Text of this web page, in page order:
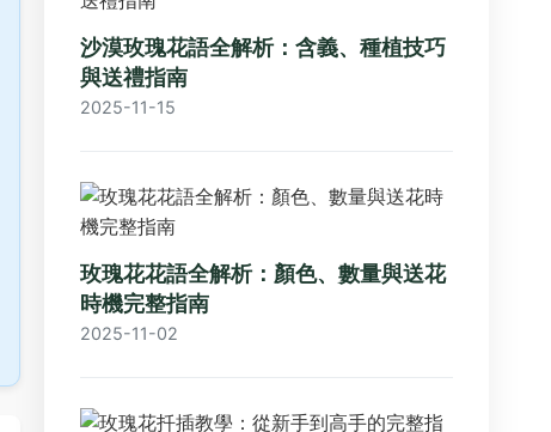
沙漠玫瑰花語全解析：含義、種植技巧
與送禮指南
2025-11-15
玫瑰花花語全解析：顏色、數量與送花
時機完整指南
2025-11-02